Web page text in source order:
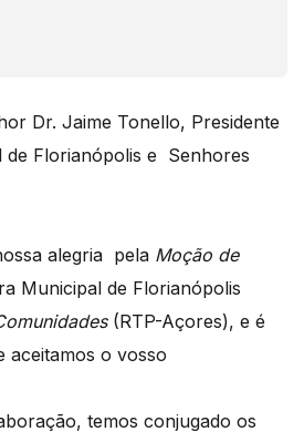
Dr. Jaime Tonello, Presidente
de Florianópolis e Senhores
alegria pela Moção de
Municipal de Florianópolis
(RTP-Açores), e é
aceitamos o vosso
temos conjugado os